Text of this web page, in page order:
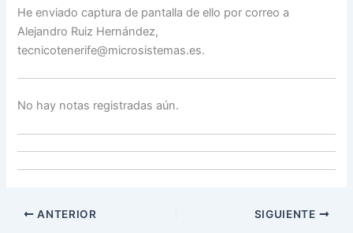
He enviado captura de pantalla de ello por correo a
Alejandro Ruiz Hernández,
tecnicotenerife@microsistemas.es.
No hay notas registradas aún.
ANTERIOR SIGUIENTE